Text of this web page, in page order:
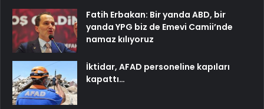
Fatih Erbakan: Bir yanda ABD, bir
yanda YPG biz de Emevi Camii’nde
namaz kılıyoruz
İktidar, AFAD personeline kapıları
kapattı…